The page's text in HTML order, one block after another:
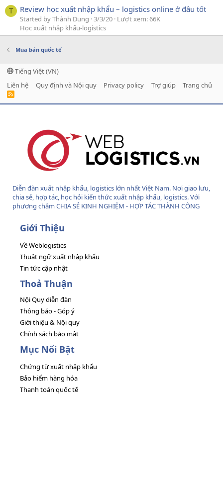
T Review học xuất nhập khẩu – logistics online ở đâu tốt
Started by Thành Dung 3/3/20 Lượt xem: 66K
Học xuất nhập khẩu-logistics
Mua bán quốc tế
Tiếng Việt (VN)
Liên hệ
Quy định và Nội quy Privacy policy Trợ giúp Trang chủ
R
S
Diễn đàn xuất nhập khẩu, logistics lớn nhất Việt Nam. Nơi giao lưu,
chia sẻ, hợp tác, học hỏi kiến thức xuất nhập khẩu, logistics. Với
phương châm CHIA SẺ KINH NGHIỆM - HỢP TÁC THÀNH CÔNG
Giới Thiệu
Về Weblogistics
Thuật ngữ xuất nhập khẩu
Tin tức cập nhật
Thoả Thuận
Nội Quy diễn đàn
Thông báo - Góp ý
Giới thiệu & Nội quy
Chính sách bảo mật
Mục Nổi Bật
Chứng từ xuất nhập khẩu
Bảo hiểm hàng hóa
Thanh toán quốc tế